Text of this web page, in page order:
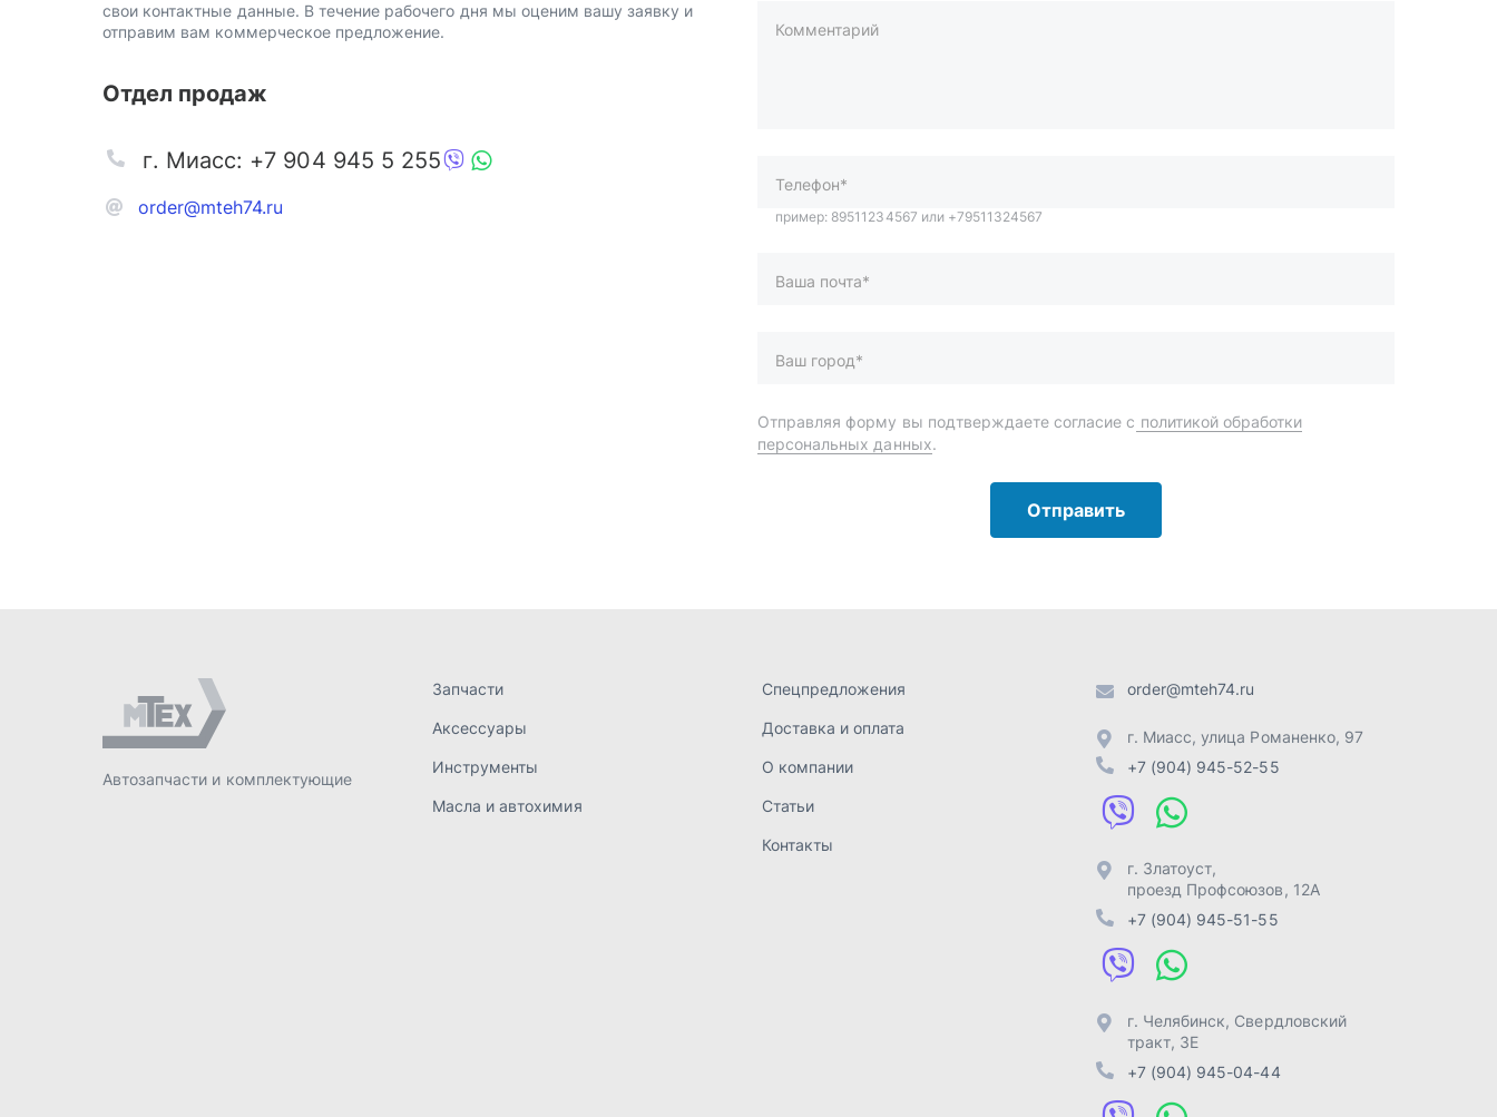
свои контактные данные. В течение рабочего дня мы оценим вашу заявку и
отправим вам коммерческое предложение.
Отдел продаж
order@mteh74.ru
г. Миасс: +7 904 945 5 255
Комментарий
пример: 89511234567 или +79511324567
Отправить
Доставка и оплата
+7 (904) 945-52-55
г. Челябинск,Свердловский
тракт, 3Е
Отправить заявку
Разработка -